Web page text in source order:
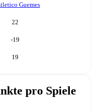
Guemes
22
-19
19
pro Spiele